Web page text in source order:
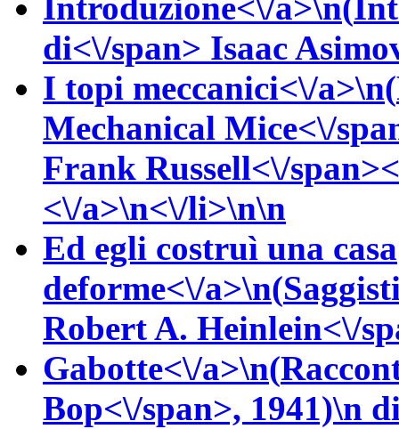
Introduzione<\/a>\n(
di<\/span> Isaac
I topi meccanici<\/a>\n(
Mechanical Mice<\/
Frank Russell<\/
<\/a>\n<\/li>\n\n
Ed egli costruì una casa
deforme<\/a>\n(
Robert A. Heinlein<\/
Gabotte<\/a>\n(
Bop<\/span>, 1941)\n